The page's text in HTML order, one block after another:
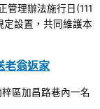
管理辦法施行日(111
定設置，共同維護本
老翁返家
梓區加昌路巷內一名